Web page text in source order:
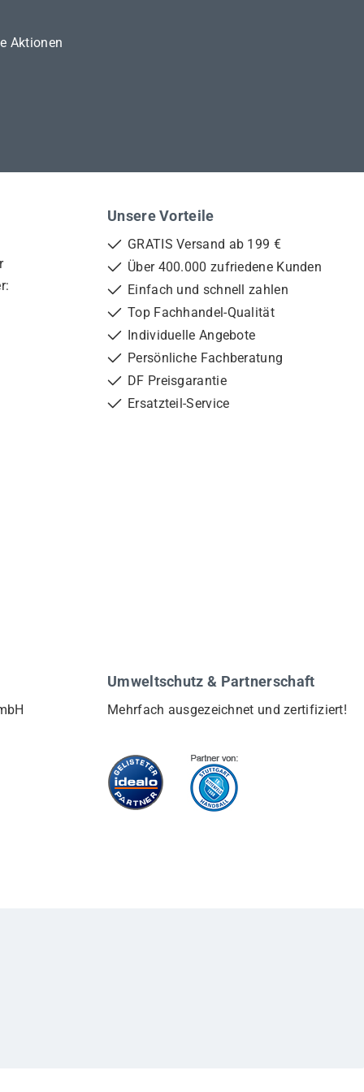
Aktionen
Unsere Vorteile
GRATIS Versand ab 199 €
Über 400.000 zufriedene Kunden
Einfach und schnell zahlen
Top Fachhandel-Qualität
Individuelle Angebote
Persönliche Fachberatung
DF Preisgarantie
Ersatzteil-Service
Umweltschutz & Partnerschaft
Mehrfach ausgezeichnet und zertifiziert!